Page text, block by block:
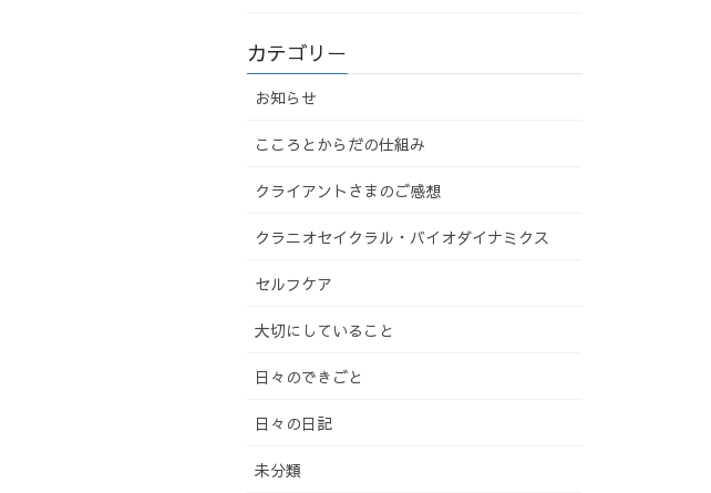
カテゴリー
お知らせ
こころとからだの仕組み
クライアントさまのご感想
クラニオセイクラル・バイオダイナミクス
セルフケア
大切にしていること
日々のできごと
日々の日記
未分類